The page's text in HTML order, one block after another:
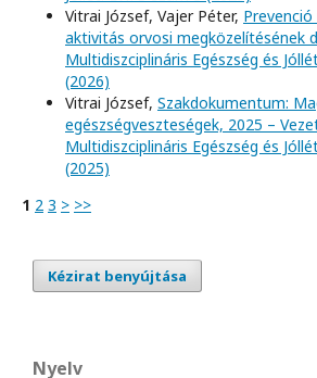
Vitrai József, Vajer Péter,
aktivitás orvosi megközelítésének
Multidiszciplináris Egészség és
(2026)
Vitrai József, Szakdokumentum:
egészségveszteségek, 2025 –
Multidiszciplináris Egészség és
(2025)
1 2 3 > >>
Kézirat benyújtása
Nyelv